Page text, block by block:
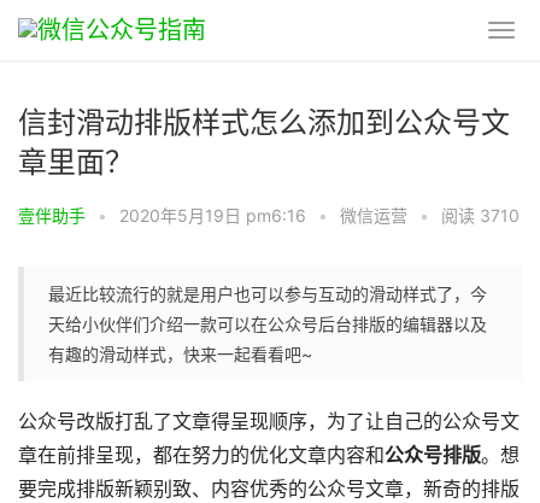
信封滑动排版样式怎么添加到公众号文
章里面？
壹伴助手 • 2020年5月19日 pm6:16 • 微信运营 • 阅读 3710
最近比较流行的就是用户也可以参与互动的滑动样式了，今
天给小伙伴们介绍一款可以在公众号后台排版的编辑器以及
有趣的滑动样式，快来一起看看吧~
公众号改版打乱了文章得呈现顺序，为了让自己的公众号文
章在前排呈现，都在努力的优化文章内容和公众号排版。想
要完成排版新颖别致、内容优秀的公众号文章，新奇的排版